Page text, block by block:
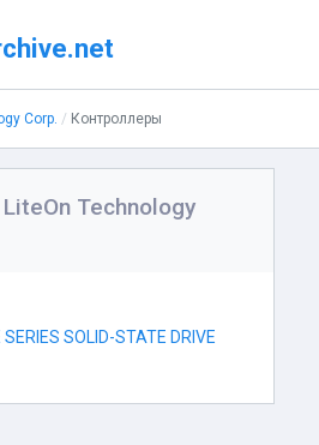
Corp. Контроллеры
Technology
SOLID-STATE DRIVE